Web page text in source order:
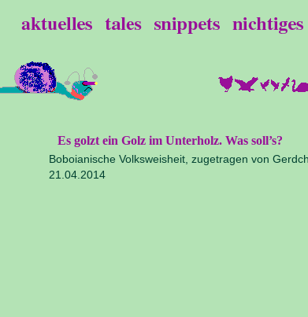
Es golzt ein Golz im Unterholz. Was soll’s?
Boboianische Volksweisheit, zugetragen von
21.04.2014